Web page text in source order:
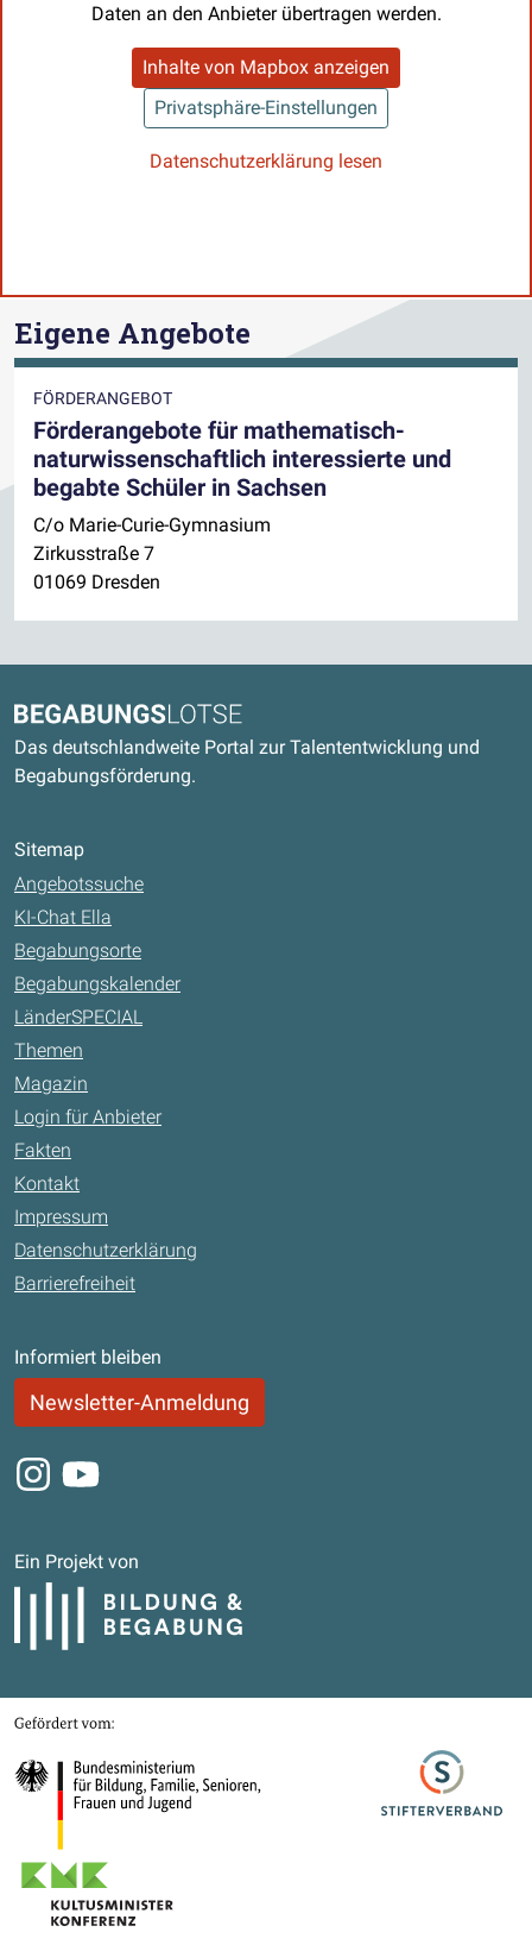
Daten an den Anbieter übertragen werden.
Inhalte von Mapbox anzeigen
Privatsphäre-Einstellungen
Datenschutzerklärung lesen
Eigene Angebote
FÖRDERANGEBOT
Förderangebote für mathematisch-
naturwissenschaftlich interessierte und
begabte Schüler in Sachsen
C/o Marie-Curie-Gymnasium
Zirkusstraße 7
01069 Dresden
Begabungslotse
Das deutschlandweite Portal zur Talententwicklung und
Begabungsförderung.
Sitemap
Angebotssuche
KI-Chat Ella
Begabungsorte
Begabungskalender
LänderSPECIAL
Themen
Magazin
Login für Anbieter
Fakten
Kontakt
Impressum
Datenschutzerklärung
Barrierefreiheit
Informiert bleiben
Newsletter-Anmeldung
Instagram
Youtube
Ein Projekt von
Bildung und Begabung
Gefördert von
Bundesministerium für Bildung, Familie, Senioren, Frauen und Jugend
Stifterverband
Kultusministerkonferenz